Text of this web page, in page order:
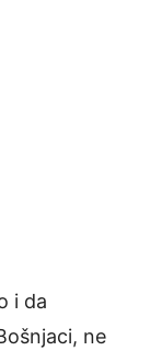
i da
ne